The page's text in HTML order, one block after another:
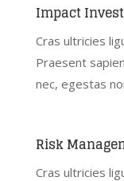
Impact
Cras ultricies
Praesent
nec, egestas
Risk
Cras ultricies